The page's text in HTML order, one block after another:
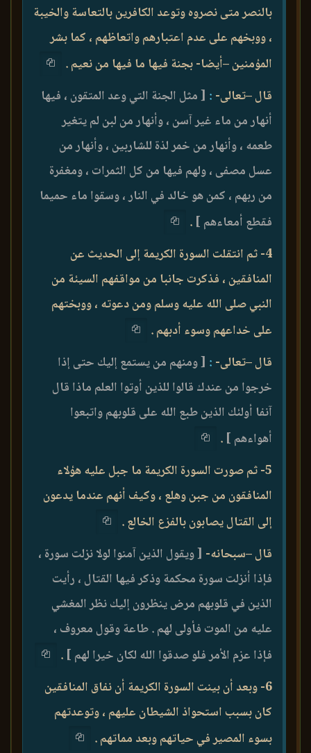
بالنصر متى نصروه وتوعد الكافرين بالتعاسة والخيبة
، ووبخهم على عدم اعتبارهم واتعاظهم ، كما بشر
المؤمنين –أيضا- بجنة فيها ما فيها من نعيم .
قال –تعالى- : [ مثل الجنة التي وعد المتقون ، فيها
أنهار من ماء غير آسن ، وأنهار من لبن لم يتغير
طعمه ، وأنهار من خمر لذة للشاربين ، وأنهار من
عسل مصفى ، ولهم فيها من كل الثمرات ، ومغفرة
من ربهم ، كمن هو خالد في النار ، وسقوا ماء حميما
فقطع أمعاءهم ] .
4- ثم انتقلت السورة الكريمة إلى الحديث عن
المنافقين ، فذكرت جانبا من مواقفهم السيئة من
النبي صلى الله عليه وسلم ومن دعوته ، ووبختهم
على خداعهم وسوء أدبهم .
قال –تعالى- : [ ومنهم من يستمع إليك حتى إذا
خرجوا من عندك قالوا للذين أوتوا العلم ماذا قال
آنفا أولئك الذين طبع الله على قلوبهم واتبعوا
أهواءهم ] .
5- ثم صورت السورة الكريمة ما جبل عليه هؤلاء
المنافقون من جبن وهلع ، وكيف أنهم عندما يدعون
إلى القتال يصابون بالفزع الخالع .
قال –سبحانه- [ ويقول الذين آمنوا لولا نزلت سورة ،
فإذا أنزلت سورة محكمة وذكر فيها القتال ، رأيت
الذين في قلوبهم مرض ينظرون إليك نظر المغشي
عليه من الموت فأولى لهم . طاعة وقول معروف ،
فإذا عزم الأمر فلو صدقوا الله لكان خيرا لهم ] .
6- وبعد أن بينت السورة الكريمة أن نفاق المنافقين
كان بسبب استحواذ الشيطان عليهم ، وتوعدتهم
بسوء المصير في حياتهم وبعد مماتهم .